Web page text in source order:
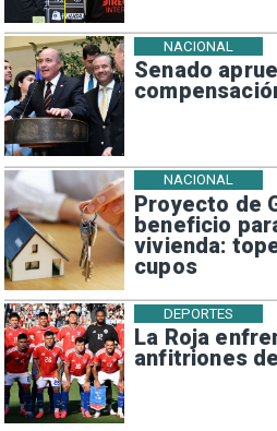
Senado
NACIONAL
Proyecto de
beneficio
vivienda:
cupos
NACIONAL
La Roja
anfitriones
DEPORTES